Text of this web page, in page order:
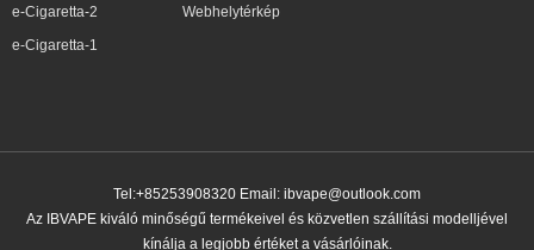
e-Cigaretta-2
e-Cigaretta-1
Webhelytérkép
Tel:+85253908320 Email: ibvape@outlook.com
Az IBVAPE kiváló minőségű termékeivel és közvetlen szállítási modelljével
kínálja a legjobb értéket a vásárlóinak.